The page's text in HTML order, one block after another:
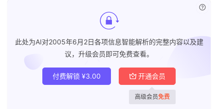
此处为AI对2005年6月2日各项信息智能解析的完整内容以及建
议，升级会员即可免费查看。
付费解锁 ¥3.00 开通会员
高级会员免费